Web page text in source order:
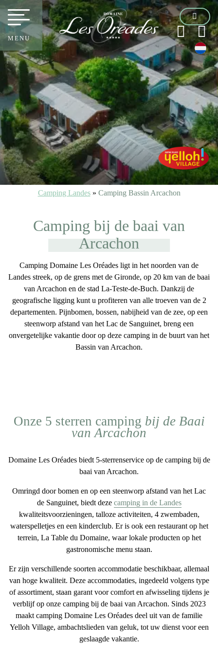
MENU
Camping Landes» Camping Bassin Arcachon
Camping bij de baai van
Arcachon
Camping Domaine Les Oréades ligt in het noorden van de
Landes streek, op de grens met de Gironde, op 20 km van de baai
van Arcachon en de stad La-Teste-de-Buch. Dankzij de
geografische ligging kunt u profiteren van alle troeven van de 2
departementen. Pijnbomen, bossen, nabijheid van de zee, op een
steenworp afstand van het Lac de Sanguinet, breng een
onvergetelijke vakantie door op deze camping in de buurt van het
Bassin van Arcachon.
Onze 5 sterren camping bij de Baai
van Arcachon
Domaine Les Oréades biedt 5-sterrenserviceop de camping bij de
baai van Arcachon.
Omringd door bomen en op een steenworp afstand van het Lac
de Sanguinet, biedt deze camping in de Landes
kwaliteitsvoorzieningen, talloze activiteiten, 4 zwembaden,
waterspelletjes en een kinderclub. Er is ook een restaurant op het
terrein, La Table du Domaine, waar lokale producten op het
gastronomische menu staan.
Er zijn verschillende soorten accommodatie beschikbaar, allemaal
van hoge kwaliteit. Deze accommodaties, ingedeeld volgens type
of assortiment, staan garant voorcomfort en afwisselingtijdens je
verblijf op onze camping bij de baai van Arcachon. Sinds 2023
maakt camping Domaine Les Oréades deel uit van de familie
Yelloh Village, ambachtslieden van geluk, tot uw dienst vooreen
geslaagde vakantie.